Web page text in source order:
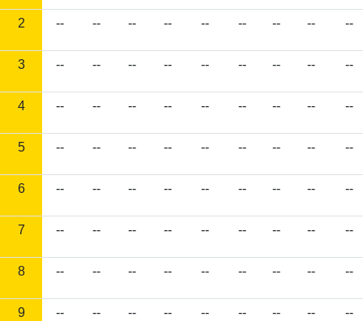
2 -- -- -- -- -- -- -- -- --
3 -- -- -- -- -- -- -- -- --
4 -- -- -- -- -- -- -- -- --
5 -- -- -- -- -- -- -- -- --
6 -- -- -- -- -- -- -- -- --
7 -- -- -- -- -- -- -- -- --
8 -- -- -- -- -- -- -- -- --
9 -- -- -- -- -- -- -- -- --